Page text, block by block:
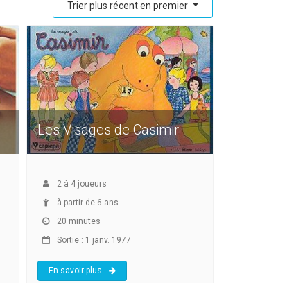
Trier plus récent en premier
Les Visages de Casimir
2 à 4joueurs
à partir de 6 ans
20 minutes
Sortie : 1 janv. 1977
En savoir plus